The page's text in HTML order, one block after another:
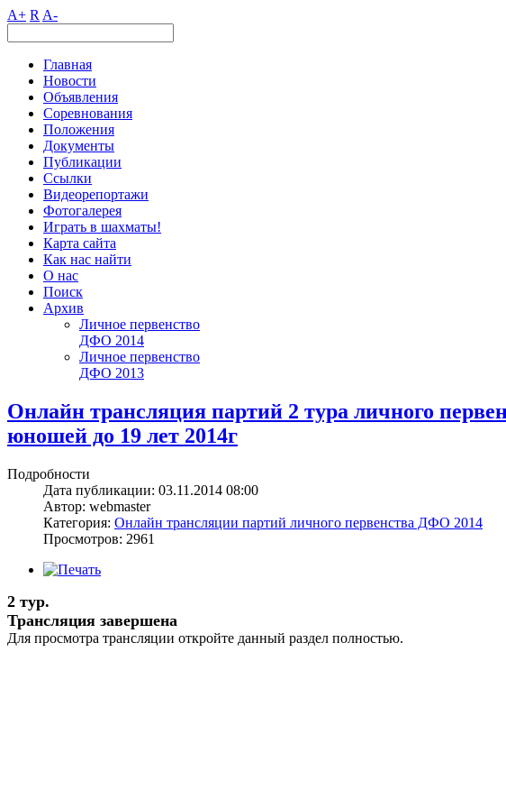
A+ R A-
Главная
Новости
Объявления
Соревнования
Положения
Документы
Публикации
Ссылки
Видеорепортажи
Фотогалерея
Играть в шахматы!
Карта сайта
Как нас найти
О нас
Поиск
Архив
Личное первенство
ДФО 2014
Личное первенство
ДФО 2013
Онлайн трансляция партий 2 тура личного
юношей до 19 лет 2014г
Подробности
Дата публикации: 03.11.2014 08:00
Автор: webmaster
Категория: Онлайн трансляции партий личного первенства ДФО 2014
Просмотров: 2961
2 тур.
Трансляция завершена
Для просмотра трансляции откройте данный раздел полностью.